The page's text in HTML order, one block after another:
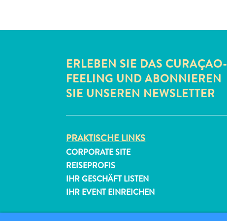
ERLEBEN SIE DAS CURAÇAO-
FEELING UND ABONNIEREN
SIE UNSEREN NEWSLETTER
PRAKTISCHE LINKS
CORPORATE SITE
REISEPROFIS
IHR GESCHÄFT LISTEN
IHR EVENT EINREICHEN